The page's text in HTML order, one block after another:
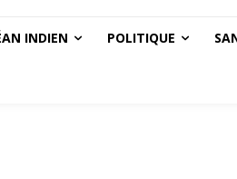
INDIEN POLITIQUE